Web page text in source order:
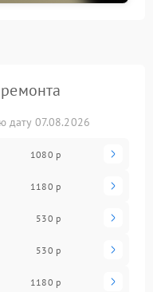
дату 07.08.2026
1080 р
1180 р
530 р
530 р
1180 р